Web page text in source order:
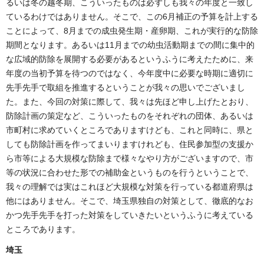
るいは冬の越冬期、こういったものは必ずしも我々の年度と一致し
ているわけではありません。そこで、この6月補正の予算を計上する
ことによって、8月までの成虫発生期・産卵期、これが実行的な防除
期間となります。あるいは11月までの幼虫活動期までの間に集中的
な広域的防除を展開する必要があるというふうに考えたために、来
年度の当初予算を待つのではなく、今年度中に必要な時期に適切に
先手先手で取組を推進するということが我々の思いでございまし
た。また、今回の対策に際して、我々は先ほど申し上げたとおり、
防除計画の策定など、こういったものをそれぞれの団体、あるいは
市町村に求めていくところでありますけども、これと同時に、県と
しても防除計画を作ってまいりますけれども、住民参加型の支援か
ら市等による大規模な防除まで様々なやり方がございますので、市
等の状況に合わせた形での補助金というものを行うということで、
我々の理解では実はこれほど大規模な対策を行っている都道府県は
他にはありません。そこで、埼玉県独自の対策として、徹底的なお
かつ先手先手を打った対策をしていきたいというふうに考えている
ところであります。
埼玉